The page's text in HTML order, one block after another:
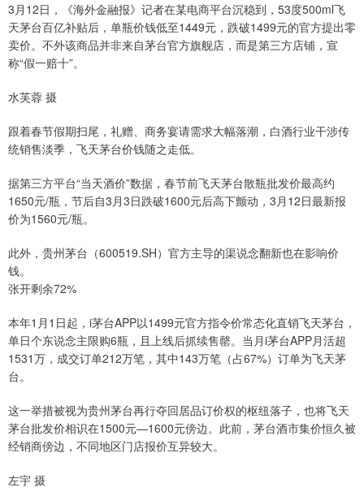
3月12日，《海外金融报》记者在某电商平台沉稳到，53度500ml飞
天茅台百亿补贴后，单瓶价钱低至1449元，跌破1499元的官方提出零
卖价。不外该商品并非来自茅台官方旗舰店，而是第三方店铺，宣
称“假一赔十”。
水芙蓉 摄
跟着春节假期扫尾，礼赠、商务宴请需求大幅落潮，白酒行业干涉传
统销售淡季，飞天茅台价钱随之走低。
据第三方平台“当天酒价”数据，春节前飞天茅台散瓶批发价最高约
1650元/瓶，节后自3月3日跌破1600元后高下颤动，3月12日最新报
价为1560元/瓶。
此外，贵州茅台（600519.SH）官方主导的渠说念翻新也在影响价
钱。
张开剩余72%
本年1月1日起，i茅台APP以1499元官方指令价常态化直销飞天茅台，
单日个东说念主限购6瓶，且上线后抓续售罄。当月i茅台APP月活超
1531万，成交订单212万笔，其中143万笔（占67%）订单为飞天茅
台。
这一举措被视为贵州茅台再行夺回居品订价权的枢纽落子，也将飞天
茅台批发价相识在1500元—1600元傍边。此前，茅台酒市集价恒久被
经销商傍边，不同地区门店报价互异较大。
左宇 摄